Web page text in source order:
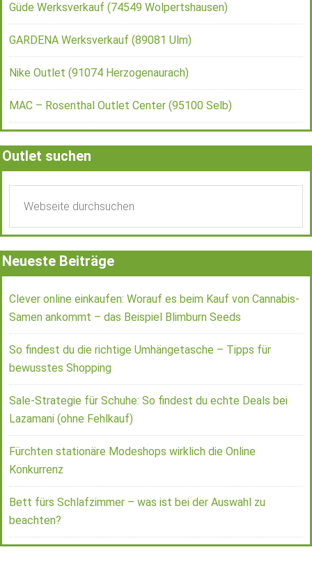
Güde Werksverkauf (74549 Wolpertshausen)
GARDENA Werksverkauf (89081 Ulm)
Nike Outlet (91074 Herzogenaurach)
MAC – Rosenthal Outlet Center (95100 Selb)
Outlet suchen
Neueste Beiträge
Clever online einkaufen: Worauf es beim Kauf von Cannabis-
Samen ankommt – das Beispiel Blimburn Seeds
So findest du die richtige Umhängetasche – Tipps für
bewusstes Shopping
Sale-Strategie für Schuhe: So findest du echte Deals bei
Lazamani (ohne Fehlkauf)
Fürchten stationäre Modeshops wirklich die Online
Konkurrenz
Bett fürs Schlafzimmer – was ist bei der Auswahl zu
beachten?